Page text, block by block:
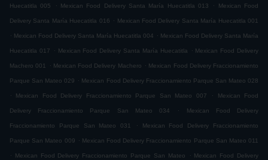
Huecatitla 005 . Mexican Food Delivery Santa María Huecatitla 013 . Mexican Food
Delivery Santa María Huecatitla 016 . Mexican Food Delivery Santa María Huecatitla 001
. Mexican Food Delivery Santa María Huecatitla 004 . Mexican Food Delivery Santa María
Huecatitla 017 . Mexican Food Delivery Santa María Huecatitla . Mexican Food Delivery
Machero 001 . Mexican Food Delivery Machero . Mexican Food Delivery Fraccionamiento
Parque San Mateo 029 . Mexican Food Delivery Fraccionamiento Parque San Mateo 028
.
Mexican Food Delivery Fraccionamiento Parque San Mateo 007 . Mexican Food
Delivery Fraccionamiento Parque San Mateo 034 . Mexican Food Delivery
Fraccionamiento Parque San Mateo 031 . Mexican Food Delivery Fraccionamiento
Parque San Mateo 009 . Mexican Food Delivery Fraccionamiento Parque San Mateo 011
.
Mexican Food Delivery Fraccionamiento Parque San Mateo . Mexican Food Delivery